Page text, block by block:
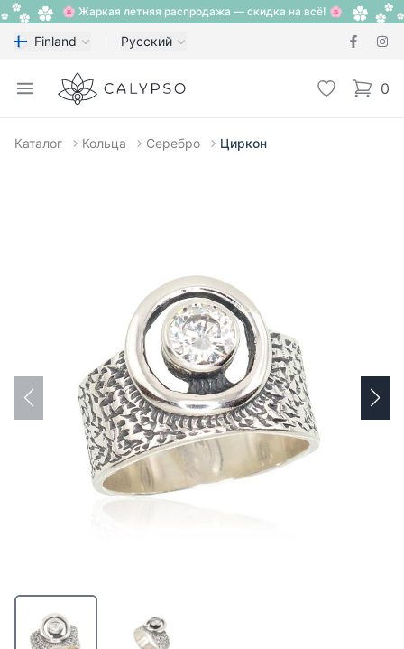
🌸 Жаркая летняя распродажа — скидка на всё! 🌸
Finland Русский
Open menu
Calypso Избранное
0
items
Каталог Кольца Серебро Циркон